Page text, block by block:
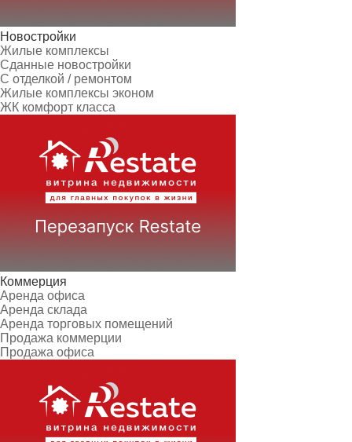
Новостройки
Жилые комплексы
Сданные новостройки
С отделкой / ремонтом
Жилые комплексы эконом
ЖК комфорт класса
Коммерция
Аренда офиса
Аренда склада
Аренда торговых помещений
Продажа коммерции
Продажа офиса